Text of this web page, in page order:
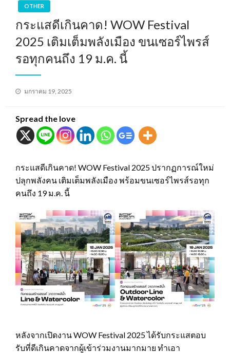
OTHER
กระแสดีเกินคาด! WOW Festival
2025 เติมเต็มพลังเมือง ขนเซอร์ไพรส์
รอทุกคนถึง 19 ม.ค. นี้
Posted
มกราคม 19, 2025
Spread the love
กระแสดีเกินคาด! WOW Festival 2025 ปรากฏการณ์ใหม่
ปลุกพลังคน เติมเต็มพลังเมือง พร้อมขนเซอร์ไพรส์รอทุก
คนถึง 19 ม.ค. นี้
หลังจากเปิดงาน WOW Festival 2025 ได้รับกระแสตอบ
รับที่ดีเกินคาดจากผู้เข้าร่วมงานมากมาย ทำเอา